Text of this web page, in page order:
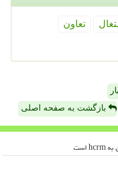
تعاون
بازگشت به صفحه اصلی